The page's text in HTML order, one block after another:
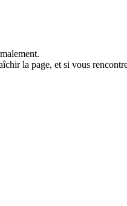
la page, et si vous